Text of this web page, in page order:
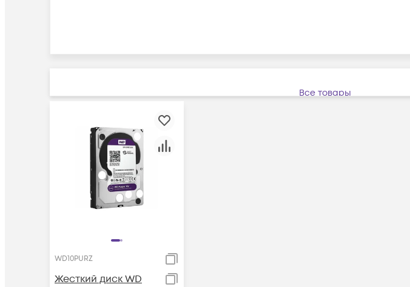
Все товары
WD10PURZ
Жесткий диск WD